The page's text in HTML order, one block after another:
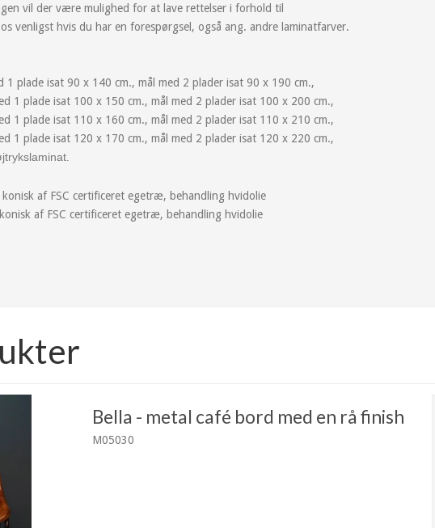
vil der være mulighed for at lave rettelser i forhold til
venligst hvis du har en forespørgsel, også ang. andre laminatfarver.
plade isat 90 x 140 cm., mål med 2 plader isat 90 x 190 cm.,
1 plade isat 100 x 150 cm., mål med 2 plader isat 100 x 200 cm.,
1 plade isat 110 x 160 cm., mål med 2 plader isat 110 x 210 cm.,
1 plade isat 120 x 170 cm., mål med 2 plader isat 120 x 220 cm.,
af FSC certificeret egetræ, behandling hvidolie
af FSC certificeret egetræ, behandling hvidolie
Bella - metal café bord med en rå finish
M05030